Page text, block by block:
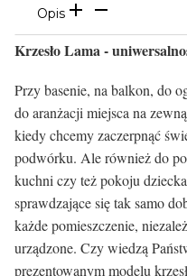
Opis
Krzesło Lama -
Przy basenie, na balkon, do
do aranżacji miejsca na
kiedy chcemy zaczerpnąć
podwórku. Ale również do
kuchni czy też pokoju
sprawdzające się tak samo
każde pomieszczenie,
urządzone. Czy wiedzą
prezentowanym modelu